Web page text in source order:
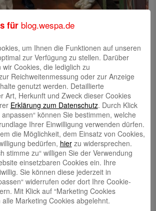
der Orgelstiftung), Manfred Sielken
Foto (WESPA)
Sparkasse (WESPA) unterstützt die
Arbeit rund um die historischen Orgeln in
mit insgesamt 50.000 Euro. Mit der
der Kirchenmusikerstelle und damit die
international bedeutenden Instrumente gesichert
in Altenbruch, Lüdingworth, Cappel und
Otterndorf gelten als bedeutende Zeugnisse
und prägen die kulturelle Identität der
Region. Konzerte, Orgelführungen und
Angebote ziehen seit Jahren Besucherinnen und
und Künstler aus dem In- und Ausland
für blog.wespa.de
um Ihnen die Funktionen auf unseren
zur Verfügung zu stellen. Darüber
Cookies, die lediglich zu
Reichweitenmessung oder zur Anzeige
genutzt werden. Detaillierte
Art, Herkunft und Zweck dieser Cookies
Erklärung zum Datenschutz. Durch Klick
können Sie bestimmen, welche
Ihrer Einwilligung verwenden dürfen.
die Möglichkeit, dem Einsatz von Cookies,
bedürfen, hierzu widersprechen.
stimme zu“ willigen Sie der Verwendung
einsetzbaren Cookies ein. Ihre
Sie können diese jederzeit in
widerrufen oder dort Ihre Cookie-
Mit Klick auf “Marketing Cookies
alle Marketing Cookies abgelehnt.